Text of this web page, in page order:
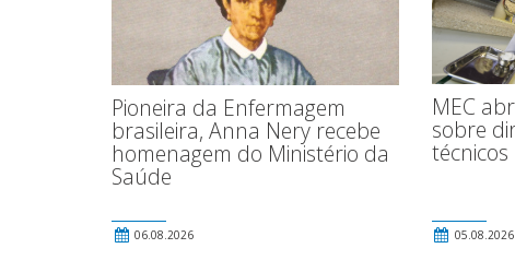
Pioneira da Enfermagem
brasileira, Anna Nery recebe
homenagem do Ministério da
Saúde
06.08.2026
MEC
sobre
técnicos
05.08.2026